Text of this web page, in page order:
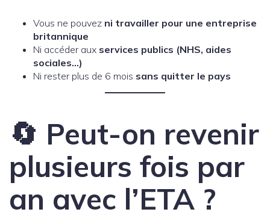
Vous ne pouvez ni travailler pour une entreprise
britannique
Ni accéder aux services publics (NHS, aides
sociales…)
Ni rester plus de 6 mois sans quitter le pays
🔄 Peut-on revenir
plusieurs fois par
an avec l’ETA ?